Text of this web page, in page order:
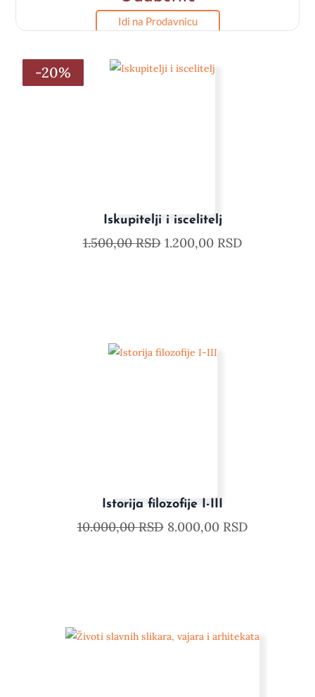
Idi na Prodavnicu
-20%
Iskupitelji i iscelitelj
1.500,00RSD 1.200,00 RSD
-20%
Istorija filozofije I-III
10.000,00RSD 8.000,00 RSD
-20%
-20%
-20%
-20%